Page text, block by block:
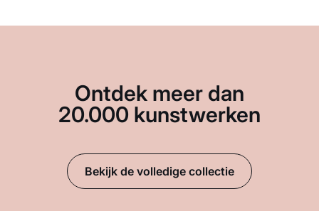
Ontdek meer dan
20.000 kunstwerken
Bekijk de volledige collectie